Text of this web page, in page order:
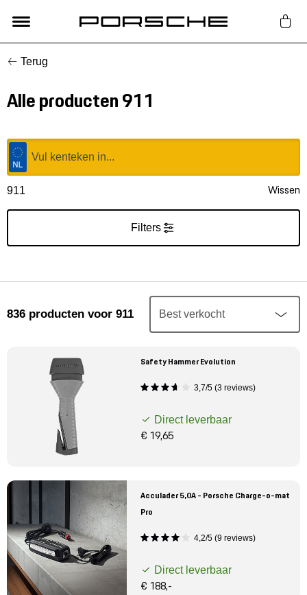
Lifestyle
Auto Accessoires
Classic
Nieuw
Mijn account
Meer Porsche
Porsche informatie
Terug
Alle producten 911
911 Wissen
Filters
836 producten voor 911
Safety Hammer Evolution
3,7/5 (3 reviews)
Direct leverbaar
€ 19,65
Acculader 5,0A - Porsche Charge-o-mat
Pro
4,2/5 (9 reviews)
Direct leverbaar
€ 188,-